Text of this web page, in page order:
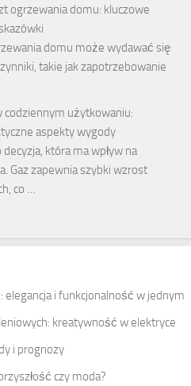
ogrzewania domu: kluczowe
domu może wydawać się
takie jak zapotrzebowanie
codziennym użytkowaniu:
aspekty wygody
która ma wpływ na
Gaz zapewnia szybki wzrost
co …
i funkcjonalność w jednym
kreatywność w elektryce
i prognozy
czy moda?